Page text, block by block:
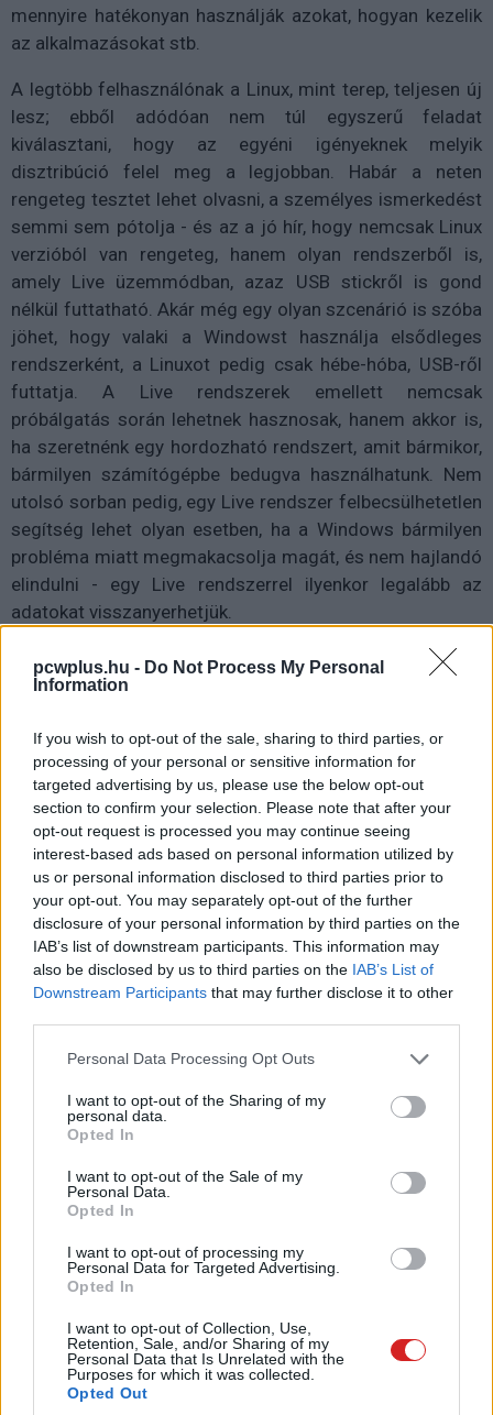
pcwplus.hu - Do Not Process My Personal
Information
If you wish to opt-out of the sale, sharing to third parties, or
processing of your personal or sensitive information for
targeted advertising by us, please use the below opt-out
section to confirm your selection. Please note that after your
opt-out request is processed you may continue seeing
interest-based ads based on personal information utilized by
us or personal information disclosed to third parties prior to
your opt-out. You may separately opt-out of the further
disclosure of your personal information by third parties on the
IAB’s list of downstream participants. This information may
also be disclosed by us to third parties on the IAB’s List of
Downstream Participants that may further disclose it to other
Please note that this website/app uses one or more Google
not limited to your visit or usage behaviour. You may click to
grant or deny consent to Google and its third-party tags to
use your data for below specified purposes in below Google
consent section.
Personal Data Processing Opt Outs
I want to opt-out of the Sharing of my
personal data.
Opted In
I want to opt-out of the Sale of my
Personal Data.
Opted In
I want to opt-out of processing my
Personal Data for Targeted Advertising.
Opted In
I want to opt-out of Collection, Use,
Retention, Sale, and/or Sharing of my
Personal Data that Is Unrelated with the
Purposes for which it was collected.
Opted Out
mennyire hatékonyan használják azokat, hogyan kezelik
az alkalmazásokat stb.
A legtöbb felhasználónak a Linux, mint terep, teljesen új
lesz; ebből adódóan nem túl egyszerű feladat
kiválasztani, hogy az egyéni igényeknek melyik
disztribúció felel meg a legjobban. Habár a neten
rengeteg tesztet lehet olvasni, a személyes ismerkedést
semmi sem pótolja - és az a jó hír, hogy nemcsak Linux
verzióból van rengeteg, hanem olyan rendszerből is,
amely Live üzemmódban, azaz USB stickről is gond
nélkül futtatható. Akár még egy olyan szcenárió is szóba
jöhet, hogy valaki a Windowst használja elsődleges
rendszerként, a Linuxot pedig csak hébe-hóba, USB-ről
futtatja. A Live rendszerek emellett nemcsak
próbálgatás során lehetnek hasznosak, hanem akkor is,
ha szeretnénk egy hordozható rendszert, amit bármikor,
bármilyen számítógépbe bedugva használhatunk. Nem
utolsó sorban pedig, egy Live rendszer felbecsülhetetlen
segítség lehet olyan esetben, ha a Windows bármilyen
probléma miatt megmakacsolja magát, és nem hajlandó
elindulni - egy Live rendszerrel ilyenkor legalább az
adatokat visszanyerhetjük.
Mire lesz szükség?
kell, a Live rendszerek pont úgy működnek, mint egy
"rendes", telepített rendszer, azzal az egyetlen
különbséggel, hogy nem SSD-ről, hanem USB stickről
futnak. A pendrive-ot természetesen fel kell készíteni a
Linux rendszer futtatására, amihez az adott disztribúció
Live változatának képfájlját kell letölteni, valamint
szükség lesz még egy szoftverre is a képfájl felírására -
ez lehet például a Balena Etchervagy aRufusis. Ha kész
a stick, akkor nincs más hátra, mint előre: indítsd újra a
PC-t úgy, hogy a rendszer ne az SSD-ről, hanem a frissen
telepítetted fel a Windowst az adott gépre. Az
alábbiakban öt live rendszert ajánlunk, amivel a kezdők is
könnyen boldogulhatnak.
Linux Mint
Kezdők számára, főleg akkor, ha Windowsról váltanak, a
az egyik legjobb választás. Részben azért, mert a
gyári kezelőfelület, a Cinnamon eléggé hasonlít a
Windows Asztal felületére - van benne Start menü, van
"sajátgép" és tálca is, ráadásul pont ott, ahol a
Windowsban a hosszú évtizedek alatt megszokhattuk. A
Mint minden olyan fontos szoftvert tartalmaz, amely
általános felhasználásra tökéletessé teszi a rendszert.